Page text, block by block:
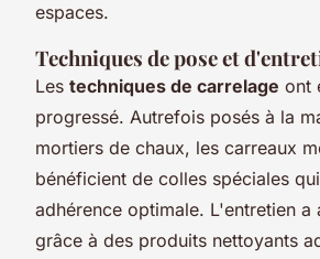
espaces.
Techniques de pose et
Les techniques de carrelage ont
progressé. Autrefois posés à la
mortiers de chaux, les carreaux
bénéficient de colles spéciales
adhérence optimale. L'entretien a
grâce à des produits nettoyants